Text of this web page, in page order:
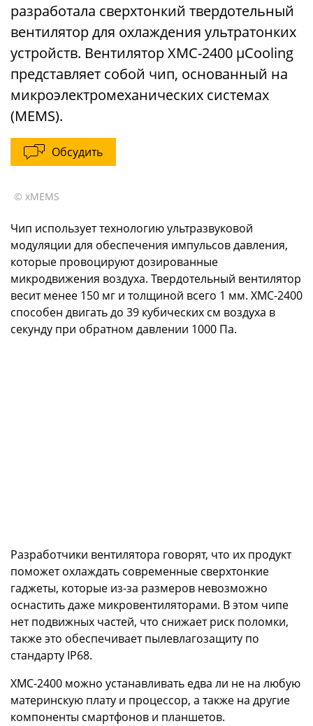
разработала сверхтонкий твердотельный
вентилятор для охлаждения ультратонких
устройств. Вентилятор XMC-2400 µCooling
представляет собой чип, основанный на
микроэлектромеханических системах
(MEMS).
Обсудить
© xMEMS
Чип использует технологию ультразвуковой
модуляции для обеспечения импульсов давления,
которые провоцируют дозированные
микродвижения воздуха. Твердотельный вентилятор
весит менее 150 мг и толщиной всего 1 мм. XMC-2400
способен двигать до 39 кубических см воздуха в
секунду при обратном давлении 1000 Па.
Разработчики вентилятора говорят, что их продукт
поможет охлаждать современные сверхтонкие
гаджеты, которые из-за размеров невозможно
оснастить даже микровентиляторами. В этом чипе
нет подвижных частей, что снижает риск поломки,
также это обеспечивает пылевлагозащиту по
стандарту IP68.
XMC-2400 можно устанавливать едва ли не на любую
материнскую плату и процессор, а также на другие
компоненты смартфонов и планшетов.